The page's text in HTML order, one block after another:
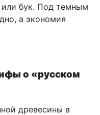
бук. Под темным
а экономия
о «русском
древесины в